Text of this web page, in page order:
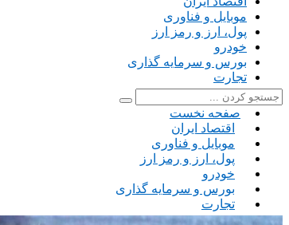
موبایل و فناوری
پول، ارز و رمز ارز
خودرو
بورس و سرمایه گذاری
تجارت
صفحه نخست
اقتصاد ایران
موبایل و فناوری
پول، ارز و رمز ارز
خودرو
بورس و سرمایه گذاری
تجارت